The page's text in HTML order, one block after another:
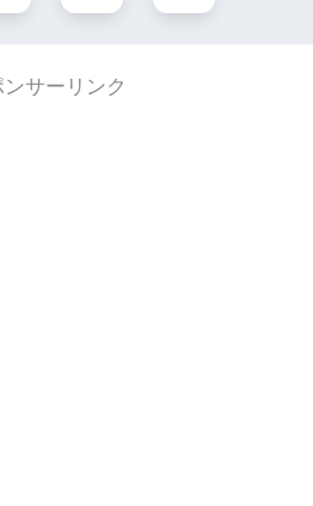
ンサーリンク